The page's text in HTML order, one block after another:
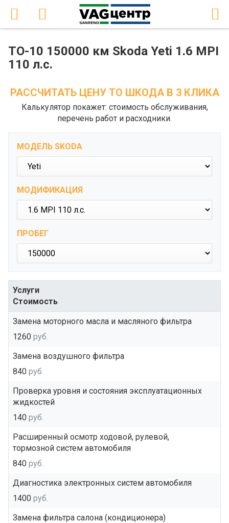
ТО-10 150000 км Skoda Yeti 1.6 MPI
110 л.с.
РАССЧИТАТЬ ЦЕНУ ТО ШКОДА В 3 КЛИКА
Калькулятор покажет: стоимость обслуживания,
перечень работ и расходники.
МОДЕЛЬ SKODA
МОДИФИКАЦИЯ
ПРОБЕГ
Услуги
Стоимость
Замена моторного масла и масляного фильтра
1260 руб.
Замена воздушного фильтра
840 руб.
Проверка уровня и состояния эксплуатационных
жидкостей
140 руб.
Расширенный осмотр ходовой, рулевой,
тормозной систем автомобиля
840 руб.
Диагностика электронных систем автомобиля
1400 руб.
Замена фильтра салона (кондиционера)